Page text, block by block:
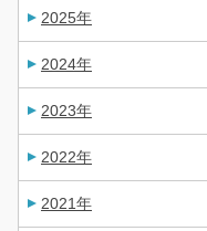
2025年
2024年
2023年
2022年
2021年